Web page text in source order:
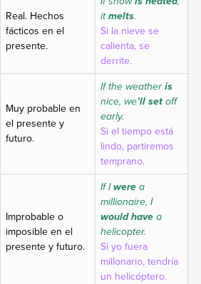
Real. Hechos
fácticos en el
presente.
itmelts.
Si la nieve se
calienta, se
derrite.
Muy probable en
el presente y
futuro.
If the weather is
nice, we’ll setoff
early.
Si el tiempo está
lindo, partiremos
temprano.
Improbable o
imposible en el
presente y futuro.
If Iwerea
millionaire, I
would havea
helicopter.
Si yo fuera
millonario, tendría
un helicóptero.